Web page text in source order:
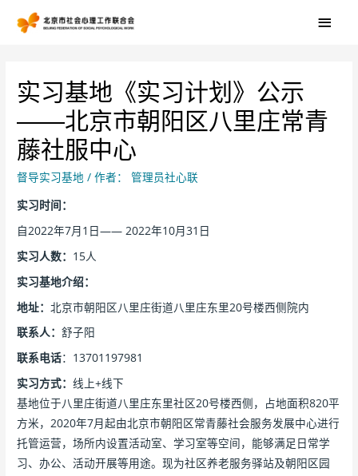
实习基地《实习计划》公示
——北京市朝阳区八里庄常青
藤社服中心
督导实习基地 / 作者：
管理员社心联
实习时间：
自2022年7月1日—— 2022年10月31日
实习人数： 15人
实习基地介绍：
地址：北京市朝阳区八里庄街道八里庄东里20号楼西侧院内
联系人：舒子阳
联系电话：13701197981
实习方式：线上+线下
基地位于八里庄街道八里庄东里社区20号楼西侧，占地面积820平
方米，2020年7月起由北京市朝阳区常青藤社会服务发展中心进行
托管运营，场所内设置活动室、学习室等空间，能够满足日常学
习、办公、活动开展等用途。现为社区养老服务驿站及朝阳区园